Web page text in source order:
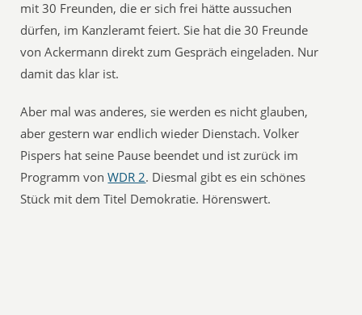
mit 30 Freunden, die er sich frei hätte aussuchen
dürfen, im Kanzleramt feiert. Sie hat die 30 Freunde
von Ackermann direkt zum Gespräch eingeladen. Nur
damit das klar ist.
Aber mal was anderes, sie werden es nicht glauben,
aber gestern war endlich wieder Dienstach. Volker
Pispers hat seine Pause beendet und ist zurück im
Programm vonWDR 2. Diesmal gibt es ein schönes
Stück mit dem Titel Demokratie. Hörenswert.